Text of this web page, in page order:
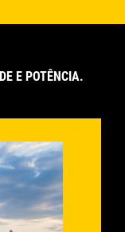
E POTÊNCIA.